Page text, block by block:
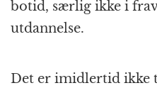
botid, særlig ikke i
utdannelse.
Det er imidlertid ikke